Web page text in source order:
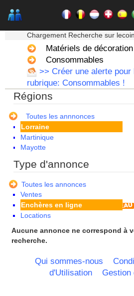
Chargement Recherche sur
Matériels de décoration
Consommables
>> Créer une alerte
rubrique: Consommables !
Régions
Toutes les annnonces
Centre
Corse
Franche Comte - Suisse
Guadeloupe
Guyane
Haute Normandie
Ile de France
La Réunion
Languedoc Roussillon
Limousin
Lorraine
Martinique
Mayotte
Portugal
Pays Bas
Pays de la Loire
Picardie
Poitou Charentes
Principauté de Monaco
Provence Alpes Cote d'Azur -
Rhone Alpes
Type d'annonce
Toutes les annonces
Ventes
Enchères en ligne
Locations
Aucune annonce ne correspond à
recherche.
Qui sommes-nous
d'Utilisation
Gestion